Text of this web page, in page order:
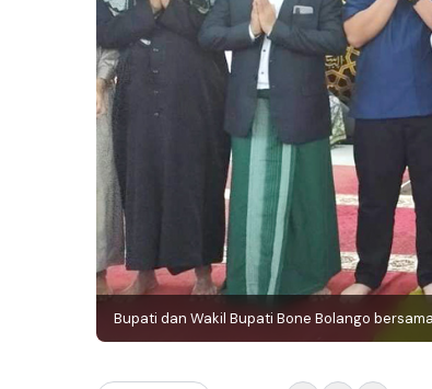
Bupati dan Wakil Bupati Bone Bolango